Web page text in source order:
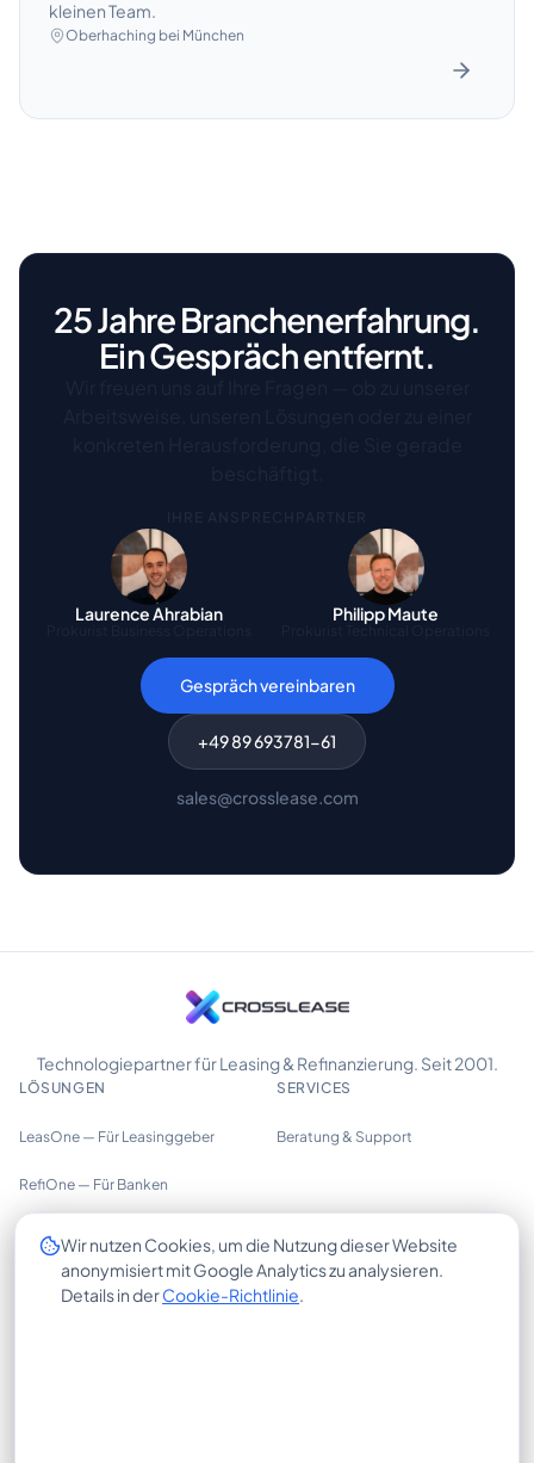
kleinen Team.
Oberhaching bei München
25 Jahre Branchenerfahrung.
Ein Gespräch entfernt.
Laurence Ahrabian Philipp Maute
Gespräch vereinbaren
+49 89 693781-61
sales@crosslease.com
Technologiepartner für Leasing & Refinanzierung. Seit 2001.
LÖSUNGEN
LeasOne — Für Leasinggeber
RefiOne — Für Banken
SERVICES
Beratung & Support
UNTERNEHMEN
Über uns
RECHTLICHES
Impressum
Wir nutzen Cookies, um die Nutzung dieser Website
anonymisiert mit Google Analytics zu analysieren.
Details in derCookie-Richtlinie.